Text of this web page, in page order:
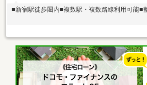
■新宿駅徒歩圏内■複数駅・複数路線利用可能■